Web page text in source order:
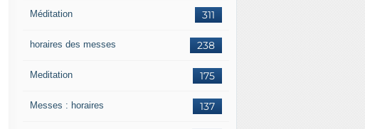
311
Méditation
238
horaires des messes
175
Meditation
137
Messes : horaires